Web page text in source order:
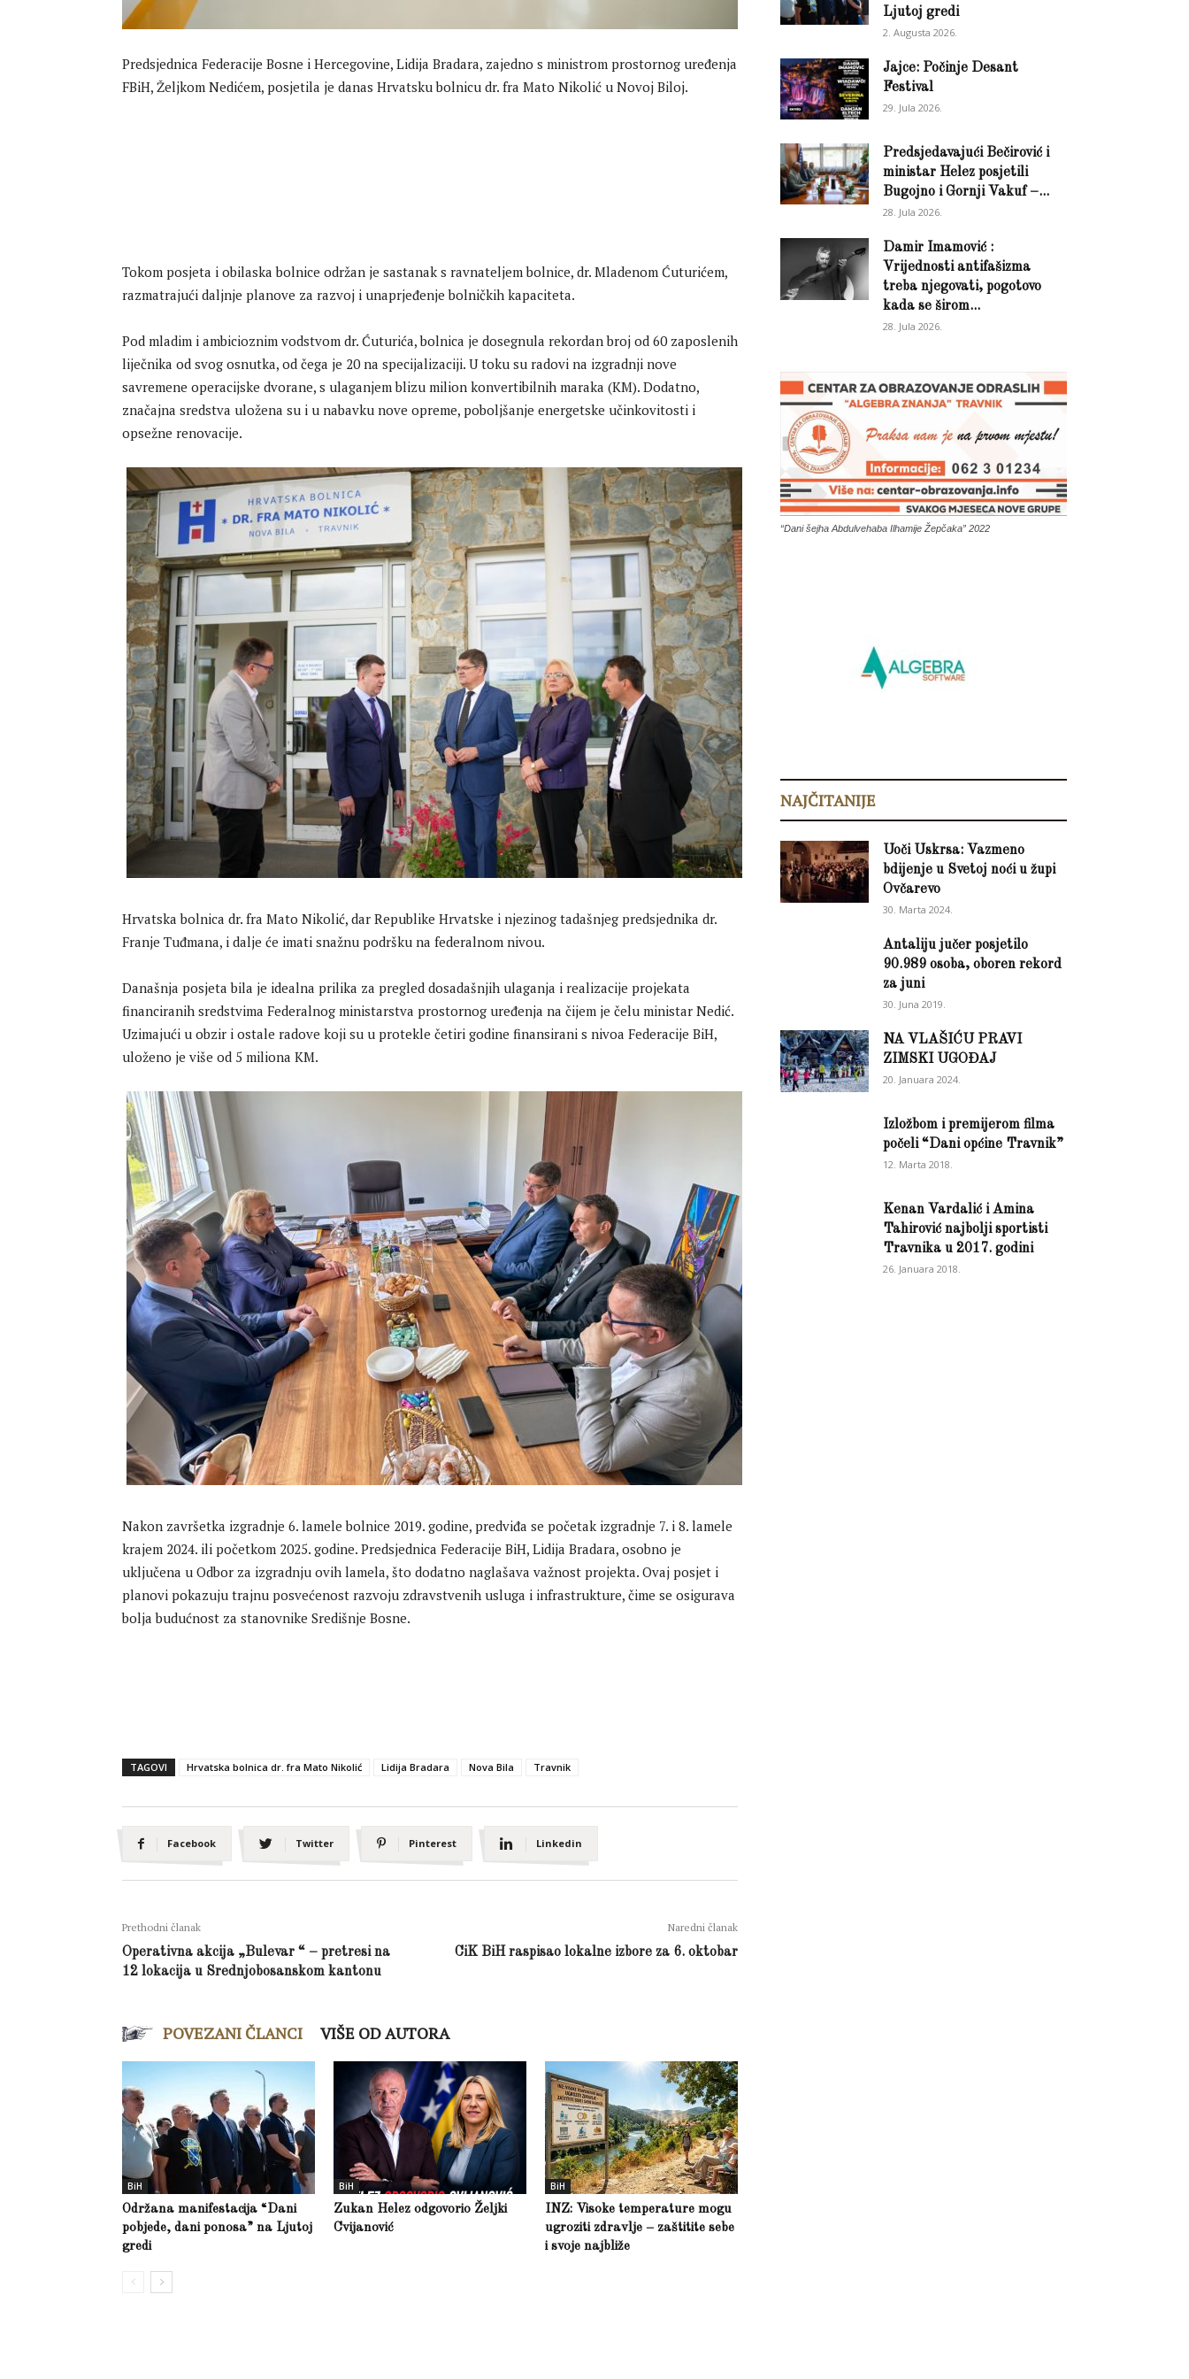
Predsjednica Federacije Bosne i Hercegovine, Lidija Bradara, zajedno s ministrom prostornog uređenja
FBiH, Željkom Nedićem, posjetila je danas Hrvatsku bolnicu dr. fra Mato Nikolić u Novoj Biloj.
Tokom posjeta i obilaska bolnice održan je sastanak s ravnateljem bolnice, dr. Mladenom Ćuturićem,
razmatrajući daljnje planove za razvoj i unaprjeđenje bolničkih kapaciteta.
Pod mladim i ambicioznim vodstvom dr. Ćuturića, bolnica je dosegnula rekordan broj od 60 zaposlenih
liječnika od svog osnutka, od čega je 20 na specijalizaciji. U toku su radovi na izgradnji nove
savremene operacijske dvorane, s ulaganjem blizu milion konvertibilnih maraka (KM). Dodatno,
značajna sredstva uložena su i u nabavku nove opreme, poboljšanje energetske učinkovitosti i
opsežne renovacije.
Hrvatska bolnica dr. fra Mato Nikolić, dar Republike Hrvatske i njezinog tadašnjeg predsjednika dr.
Franje Tuđmana, i dalje će imati snažnu podršku na federalnom nivou.
Današnja posjeta bila je idealna prilika za pregled dosadašnjih ulaganja i realizacije projekata
financiranih sredstvima Federalnog ministarstva prostornog uređenja na čijem je čelu ministar Nedić.
Uzimajući u obzir i ostale radove koji su u protekle četiri godine finansirani s nivoa Federacije BiH,
uloženo je više od 5 miliona KM.
Nakon završetka izgradnje 6. lamele bolnice 2019. godine, predviđa se početak izgradnje 7. i 8. lamele
krajem 2024. ili početkom 2025. godine. Predsjednica Federacije BiH, Lidija Bradara, osobno je
uključena u Odbor za izgradnju ovih lamela, što dodatno naglašava važnost projekta. Ovaj posjet i
planovi pokazuju trajnu posvećenost razvoju zdravstvenih usluga i infrastrukture, čime se osigurava
bolja budućnost za stanovnike Središnje Bosne.
TAGOVI Hrvatska bolnica dr. fra Mato Nikolić Lidija Bradara Nova Bila Travnik
Facebook Twitter Pinterest Linkedin
Prethodni članak
Operativna akcija „Bulevar “ – pretresi na
12 lokacija u Srednjobosanskom kantonu
Naredni članak
CiK BiH raspisao lokalne izbore za 6. oktobar
POVEZANI ČLANCI VIŠE OD AUTORA
BiH
Održana manifestacija “Dani
pobjede, dani ponosa” na Ljutoj
gredi
BiH
Zukan Helez odgovorio Željki
Cvijanović
BiH
INZ: Visoke temperature mogu
ugroziti zdravlje – zaštitite sebe
i svoje najbliže
Ljutoj gredi
2. Augusta 2026.
Jajce: Počinje Desant
Festival
29. Jula 2026.
Predsjedavajući Bečirović i
ministar Helez posjetili
Bugojno i Gornji Vakuf –...
28. Jula 2026.
Damir Imamović :
Vrijednosti antifašizma
treba njegovati, pogotovo
kada se širom...
28. Jula 2026.
“Dani šejha Abdulvehaba Ilhamije Žepčaka” 2022
NAJČITANIJE
Uoči Uskrsa: Vazmeno
bdijenje u Svetoj noći u župi
Ovčarevo
30. Marta 2024.
Antaliju jučer posjetilo
90.989 osoba, oboren rekord
za juni
30. Juna 2019.
NA VLAŠIĆU PRAVI
ZIMSKI UGOĐAJ
20. Januara 2024.
Izložbom i premijerom filma
počeli “Dani općine Travnik”
12. Marta 2018.
Kenan Vardalić i Amina
Tahirović najbolji sportisti
Travnika u 2017. godini
26. Januara 2018.